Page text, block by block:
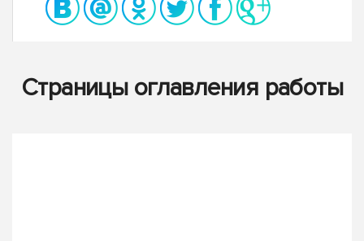
Страницы оглавления работы